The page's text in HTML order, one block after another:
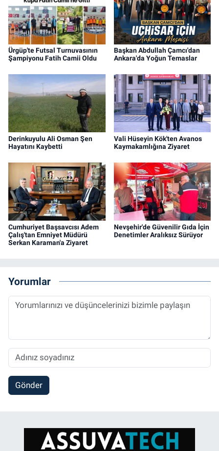
Ürgüp'te Futsal Turnuvasının
Şampiyonu Fatih Camii Oldu
Başkan Abdullah Çamcı'dan
Ankara'da Yoğun Temaslar
Derinkuyulu Ali Osman Şen
Hayatını Kaybetti
Vali Hüseyin Kök'ten Avanos
Kaymakamlığına Ziyaret
Cumhuriyet Başsavcısı Adem
Çalış'tan Emniyet Müdürü
Serkan Karaman'a Ziyaret
Nevşehir'de Güvenilir Gıda İçin
Denetimler Aralıksız Sürüyor
Yorumlar
Gönder